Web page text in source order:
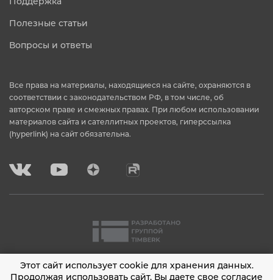
Полезные статьи
Вопросы и ответы
Все права на материалы, находящиеся на сайте, охраняются в
соответствии с законодательством РФ, в том числе, об
авторском праве и смежных правах. При любом использовании
материалов сайта и сателлитных проектов, гиперссылка
(hyperlink) на сайт обязательна.
2001 - 2026 © Timberk
Этот сайт использует cookie для хранения данных.
Продолжая использовать сайт, Вы даете свое согласие